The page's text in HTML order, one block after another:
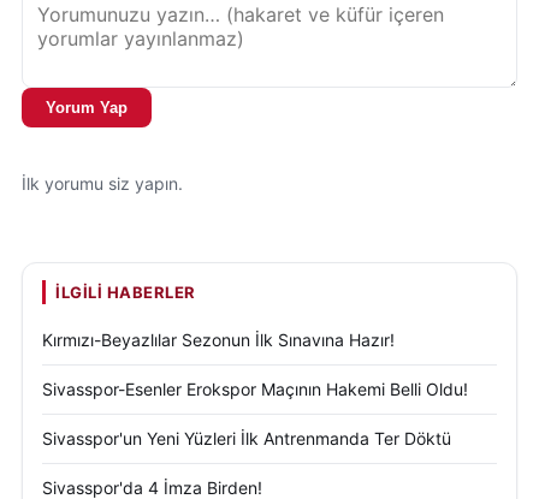
Yorum Yap
İlk yorumu siz yapın.
İLGILI HABERLER
Kırmızı-Beyazlılar Sezonun İlk Sınavına Hazır!
Sivasspor-Esenler Erokspor Maçının Hakemi Belli Oldu!
Sivasspor'un Yeni Yüzleri İlk Antrenmanda Ter Döktü
Sivasspor'da 4 İmza Birden!